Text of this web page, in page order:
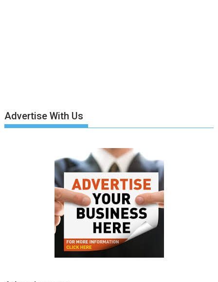
Advertise With Us